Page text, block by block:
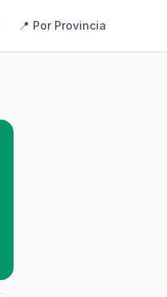
📍 Por Provincia